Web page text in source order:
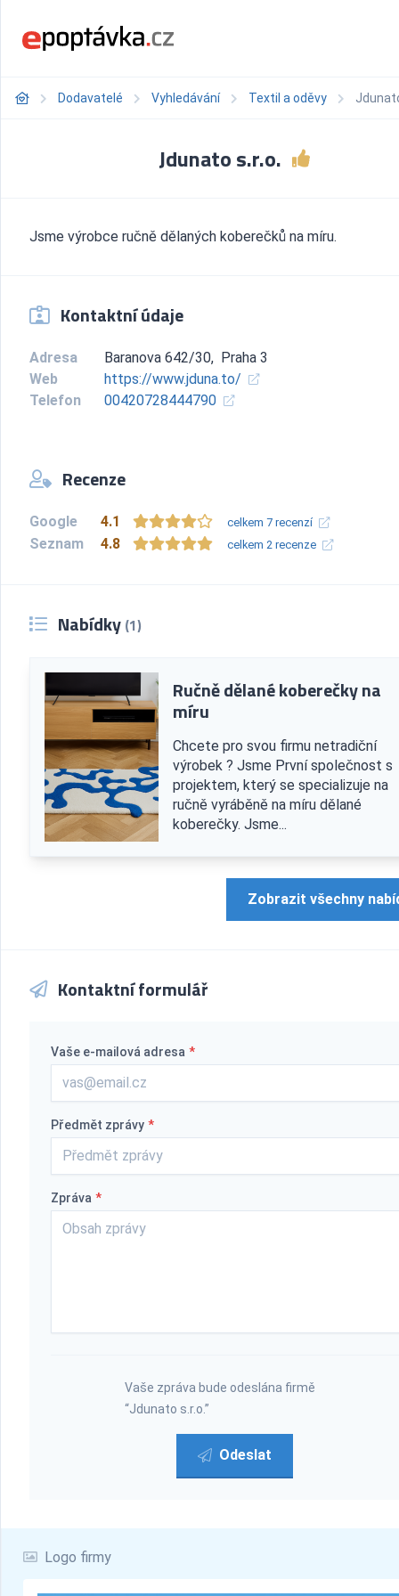
Dodavatelé Vyhledávání Textil a oděvy
Logo firmy
Jdunato s.r.o.
Jsme výrobce ručně dělaných koberečků na míru.
Kontaktní údaje
Adresa
Baranova 642/30, Praha 3
Web
https://www.jduna.to/
Telefon
00420728444790
Recenze
Google 4.1 celkem 7 recenzí
Seznam 4.8 celkem 2 recenze
Nabídky (1)
Ručně dělané koberečky na
míru
Chcete pro svou firmu netradiční
výrobek ? Jsme První společnost s
projektem, který se specializuje na
ručně vyráběně na míru dělané
koberečky. Jsme...
Zobrazit všechny
Kontaktní formulář
Vaše e-mailová adresa *
Předmět zprávy *
Zpráva *
Vaše zpráva bude odeslána firmě
“Jdunato s.r.o.”
Odeslat